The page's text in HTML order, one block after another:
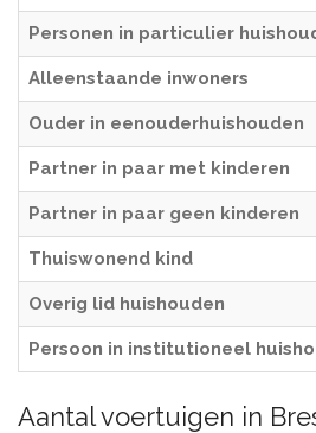
Personen in particulier
Alleenstaande inwoners
Ouder in eenouderhuishouden
Partner in paar met kinderen
Partner in paar geen kinderen
Thuiswonend kind
Overig lid huishouden
Persoon in institutioneel
Aantal voertuigen in